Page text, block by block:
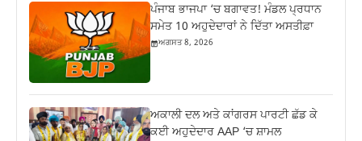
ਪੰਜਾਬ ਭਾਜਪਾ ‘ਚ ਬਗਾਵਤ! ਮੰਡਲ ਪ੍ਰਧਾਨ
ਸਮੇਤ 10 ਅਹੁਦੇਦਾਰਾਂ ਨੇ ਦਿੱਤਾ ਅਸਤੀਫ਼ਾ
ਅਗਸਤ 8, 2026
ਅਕਾਲੀ ਦਲ ਅਤੇ ਕਾਂਗਰਸ ਪਾਰਟੀ ਛੱਡ ਕੇ
ਕਈ ਅਹੁਦੇਦਾਰ AAP ‘ਚ ਸ਼ਾਮਲ